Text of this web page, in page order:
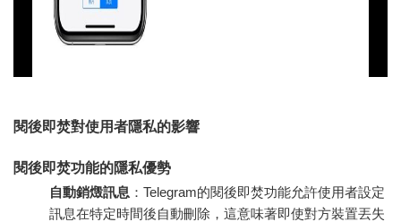
閱後即焚對使用者隱私的影響
閱後即焚功能的隱私優勢
自動銷燬訊息 ：Telegram的閱後即焚功能允許使用者設定
訊息在特定時間後自動刪除，這意味著即使對方裝置丟失